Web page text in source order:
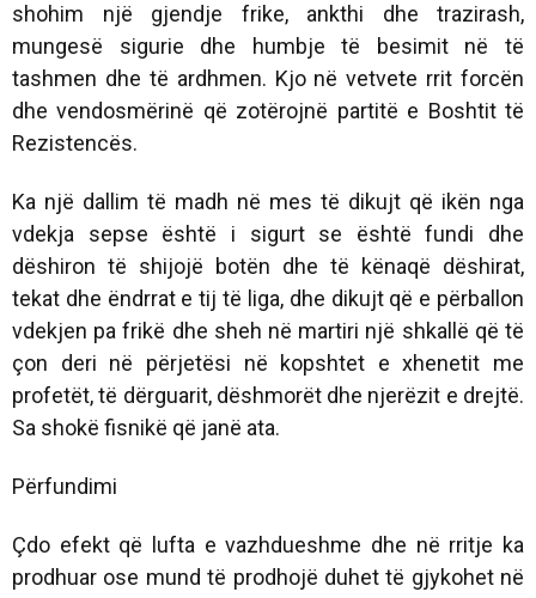
shohim një gjendje frike, ankthi dhe trazirash,
mungesë sigurie dhe humbje të besimit në të
tashmen dhe të ardhmen. Kjo në vetvete rrit forcën
dhe vendosmërinë që zotërojnë partitë e Boshtit të
Rezistencës.
Ka një dallim të madh në mes të dikujt që ikën nga
vdekja sepse është i sigurt se është fundi dhe
dëshiron të shijojë botën dhe të kënaqë dëshirat,
tekat dhe ëndrrat e tij të liga, dhe dikujt që e përballon
vdekjen pa frikë dhe sheh në martiri një shkallë që të
çon deri në përjetësi në kopshtet e xhenetit me
profetët, të dërguarit, dëshmorët dhe njerëzit e drejtë.
Sa shokë fisnikë që janë ata.
Përfundimi
Çdo efekt që lufta e vazhdueshme dhe në rritje ka
prodhuar ose mund të prodhojë duhet të gjykohet në